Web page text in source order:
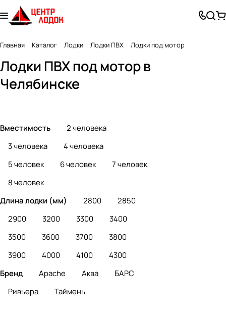
Главная Каталог Лодки Лодки ПВХ Лодки под мотор
Лодки ПВХ под мотор в
Челябинске
олыж
товара
натяж
(плос
товаров
С
жест
дно
НДН
Д
Вместимость
2 человека
3 человека
4 человека
5 человек
6 человек
7 человек
8 человек
Длина лодки (мм)
2800
2850
2900
3200 3300
3400
3500
3600 3700
3800
3900
4000 4100
4300
Бренд
Apache Аква
БАРС
Ривьера
Таймень